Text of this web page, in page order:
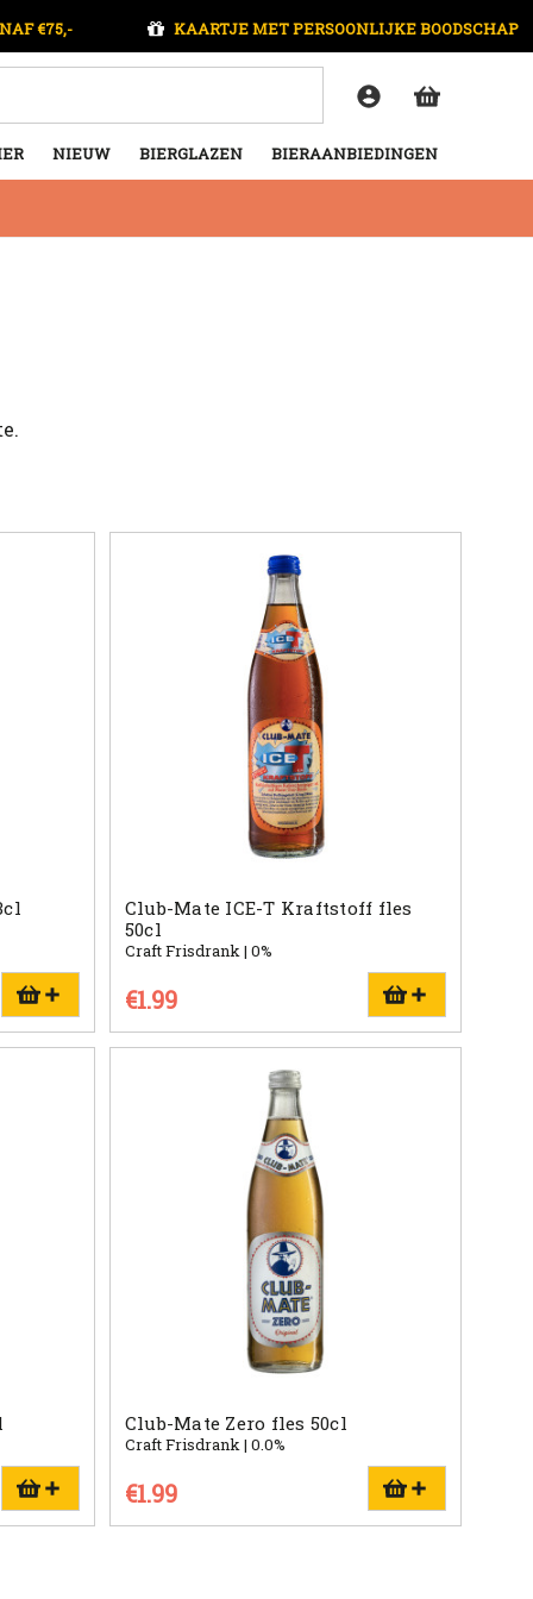
€75,- KAARTJE MET PERSOONLIJKE BOODSCHAP
NIEUW BIERGLAZEN BIERAANBIEDINGEN
Club-Mate ICE-T Kraftstoff fles
50cl
Craft Frisdrank | 0%
€1.99
Club-Mate Zero fles 50cl
Craft Frisdrank | 0.0%
€1.99